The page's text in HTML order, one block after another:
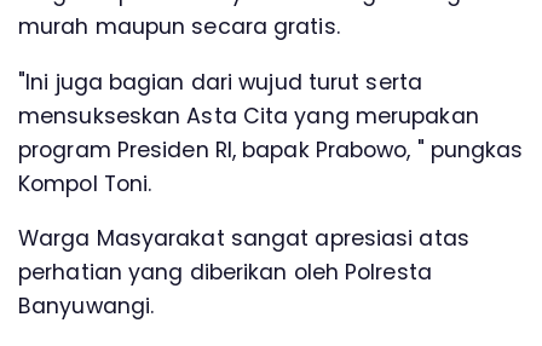
murah maupun secara gratis.
"Ini juga bagian dari wujud turut serta
mensukseskan Asta Cita yang merupakan
program Presiden RI, bapak Prabowo, " pungkas
Kompol Toni.
Warga Masyarakat sangat apresiasi atas
perhatian yang diberikan oleh Polresta
Banyuwangi.